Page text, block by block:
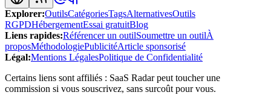
Explorer:OutilsCatégoriesTagsAlternativesOutils
RGPDHébergementEssai gratuitBlog
Liens rapides:Référencer un outilSoumettre un outilÀ
proposMéthodologiePublicitéArticle sponsorisé
Légal:Mentions LégalesPolitique de Confidentialité
Certains liens sont affiliés : SaaS Radar peut toucher une
commission si vous souscrivez, sans surcoût pour vous.